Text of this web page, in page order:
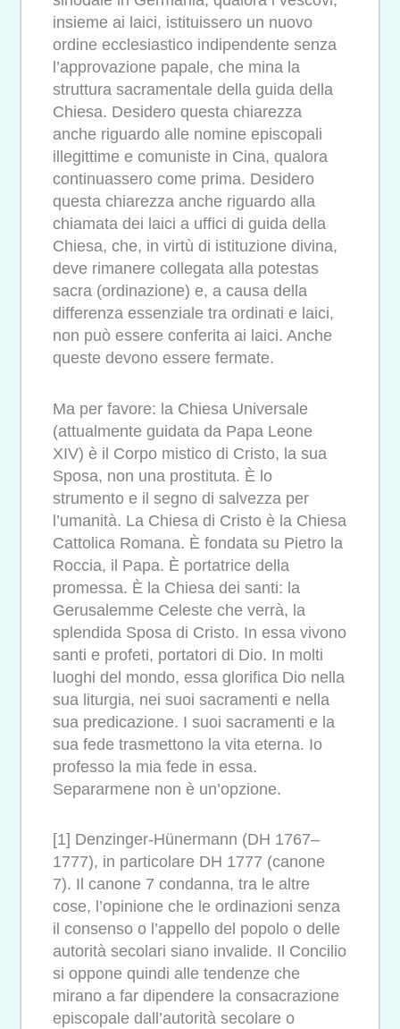
insieme ai laici, istituissero un nuovo
ordine ecclesiastico indipendente senza
l’approvazione papale, che mina la
struttura sacramentale della guida della
Chiesa. Desidero questa chiarezza
anche riguardo alle nomine episcopali
illegittime e comuniste in Cina, qualora
continuassero come prima. Desidero
questa chiarezza anche riguardo alla
chiamata dei laici a uffici di guida della
Chiesa, che, in virtù di istituzione divina,
deve rimanere collegata alla potestas
sacra (ordinazione) e, a causa della
differenza essenziale tra ordinati e laici,
non può essere conferita ai laici. Anche
queste devono essere fermate.
Ma per favore: la Chiesa Universale
(attualmente guidata da Papa Leone
XIV) è il Corpo mistico di Cristo, la sua
Sposa, non una prostituta. È lo
strumento e il segno di salvezza per
l’umanità. La Chiesa di Cristo è la Chiesa
Cattolica Romana. È fondata su Pietro la
Roccia, il Papa. È portatrice della
promessa. È la Chiesa dei santi: la
Gerusalemme Celeste che verrà, la
splendida Sposa di Cristo. In essa vivono
santi e profeti, portatori di Dio. In molti
luoghi del mondo, essa glorifica Dio nella
sua liturgia, nei suoi sacramenti e nella
sua predicazione. I suoi sacramenti e la
sua fede trasmettono la vita eterna. Io
professo la mia fede in essa.
Separarmene non è un’opzione.
[1] Denzinger-Hünermann (DH 1767–
1777), in particolare DH 1777 (canone
7). Il canone 7 condanna, tra le altre
cose, l’opinione che le ordinazioni senza
il consenso o l’appello del popolo o delle
autorità secolari siano invalide. Il Concilio
si oppone quindi alle tendenze che
mirano a far dipendere la consacrazione
episcopale dall’autorità secolare o